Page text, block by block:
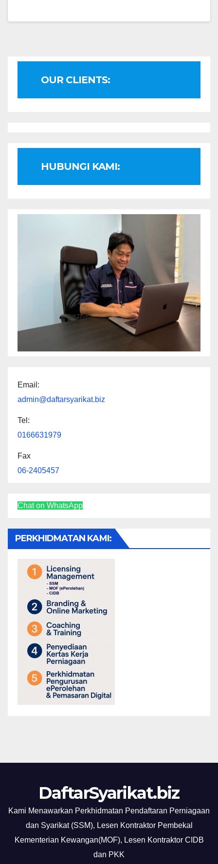
OUR CLIENTS:
HUBUNGI KAMI:
Email:
admin@daftarsyarikat.biz
Tel:
0166631979
Fax
06-2405457
Chat on WhatsApp
PERKHIDMATAN KAMI:
DaftarSyarikat.biz
Kami Menawarkan Perkhidmatan Pendaftaran Perniagaan
dan Syarikat (SSM), Lesen Kontraktor Pembekal
Kementerian Kewangan(MOF), Lesen Kontraktor CIDB
dan PKK